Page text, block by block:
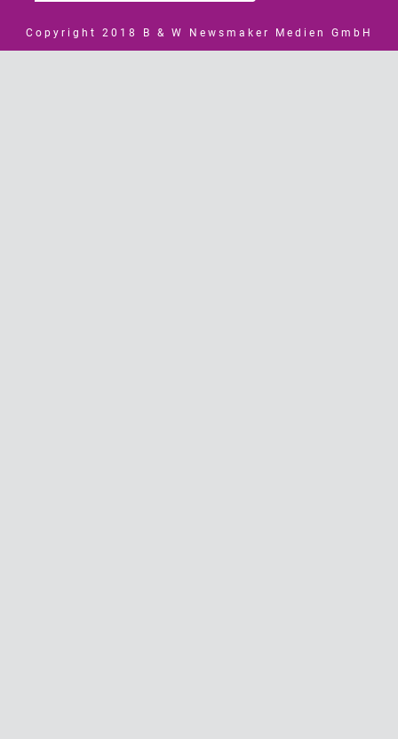
Copyright 2018 B & W Newsmaker Medien GmbH